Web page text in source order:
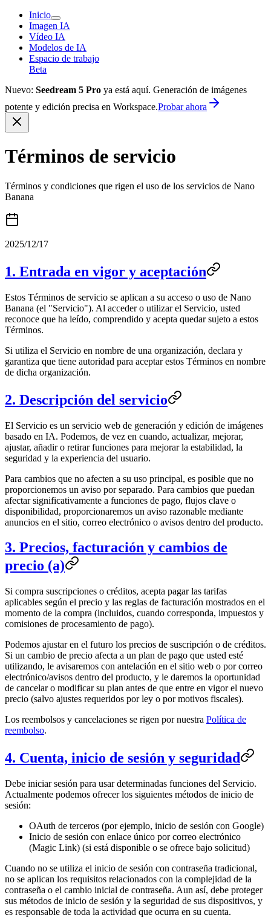
Inicio
Imagen IA
Vídeo IA
Modelos de IA
Espacio de trabajo
Beta
Nuevo: Seedream 5 Pro ya está aquí. Generación de imágenes
potente y edición precisa en Workspace.Probar ahora
Términos de servicio
Términos y condiciones que rigen el uso de los servicios de Nano
Banana
2025/12/17
1. Entrada en vigor y aceptación
Estos Términos de servicio se aplican a su acceso o uso de Nano
Banana (el "Servicio"). Al acceder o utilizar el Servicio, usted
reconoce que ha leído, comprendido y acepta quedar sujeto a estos
Términos.
Si utiliza el Servicio en nombre de una organización, declara y
garantiza que tiene autoridad para aceptar estos Términos en nombre
de dicha organización.
2. Descripción del servicio
El Servicio es un servicio web de generación y edición de imágenes
basado en IA. Podemos, de vez en cuando, actualizar, mejorar,
ajustar, añadir o retirar funciones para mejorar la estabilidad, la
seguridad y la experiencia del usuario.
Para cambios que no afecten a su uso principal, es posible que no
proporcionemos un aviso por separado. Para cambios que puedan
afectar significativamente a funciones de pago, flujos clave o
disponibilidad, proporcionaremos un aviso razonable mediante
anuncios en el sitio, correo electrónico o avisos dentro del producto.
3. Precios, facturación y cambios de
precio (a)
Si compra suscripciones o créditos, acepta pagar las tarifas
aplicables según el precio y las reglas de facturación mostrados en el
momento de la compra (incluidos, cuando corresponda, impuestos y
comisiones de procesamiento de pago).
Podemos ajustar en el futuro los precios de suscripción o de créditos.
Si un cambio de precio afecta a un plan de pago que usted esté
utilizando, le avisaremos con antelación en el sitio web o por correo
electrónico/avisos dentro del producto, y le daremos la oportunidad
de cancelar o modificar su plan antes de que entre en vigor el nuevo
precio (salvo ajustes requeridos por ley o por motivos fiscales).
Los reembolsos y cancelaciones se rigen por nuestra Política de
reembolso.
4. Cuenta, inicio de sesión y seguridad
Debe iniciar sesión para usar determinadas funciones del Servicio.
Actualmente podemos ofrecer los siguientes métodos de inicio de
sesión:
OAuth de terceros (por ejemplo, inicio de sesión con Google)
Inicio de sesión con enlace único por correo electrónico
(Magic Link) (si está disponible o se ofrece bajo solicitud)
Cuando no se utiliza el inicio de sesión con contraseña tradicional,
no se aplican los requisitos relacionados con la complejidad de la
contraseña o el cambio inicial de contraseña. Aun así, debe proteger
sus métodos de inicio de sesión y la seguridad de sus dispositivos, y
es responsable de toda la actividad que ocurra en su cuenta.